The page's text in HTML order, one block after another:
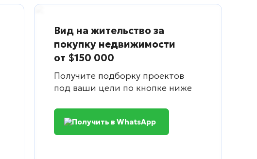
Вид на жительство за
покупку недвижимости
от $150 000
Получите подборку проектов
под ваши цели по кнопке ниже
Получить в WhatsApp